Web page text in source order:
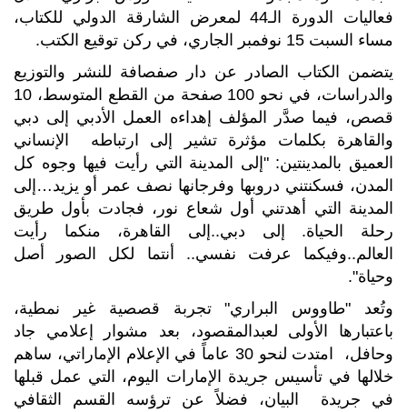
فعاليات الدورة الـ44 لمعرض الشارقة الدولي للكتاب،
مساء السبت 15 نوفمبر الجاري، في ركن توقيع الكتب.
يتضمن الكتاب الصادر عن دار صفصافة للنشر والتوزيع
والدراسات، في نحو 100 صفحة من القطع المتوسط، 10
قصص، فيما صدَّر المؤلف إهداءه العمل الأدبي إلى دبي
والقاهرة بكلمات مؤثرة تشير إلى ارتباطه الإنساني
العميق بالمدينتين: "إلى المدينة التي رأيت فيها وجوه كل
المدن، فسكنتني دروبها وفرجانها نصف عمر أو يزيد…إلى
المدينة التي أهدتني أول شعاع نور، فجادت بأول طريق
رحلة الحياة. إلى دبي..إلى القاهرة، منكما رأيت
العالم..وفيكما عرفت نفسي.. أنتما لكل الصور أصل
وحياة".
وتُعد "طاووس البراري" تجربة قصصية غير نمطية،
باعتبارها الأولى لعبدالمقصود، بعد مشوار إعلامي جاد
وحافل، امتدت لنحو 30 عاماً في الإعلام الإماراتي، ساهم
خلالها في تأسيس جريدة الإمارات اليوم، التي عمل قبلها
في جريدة البيان، فضلاً عن ترؤسه القسم الثقافي